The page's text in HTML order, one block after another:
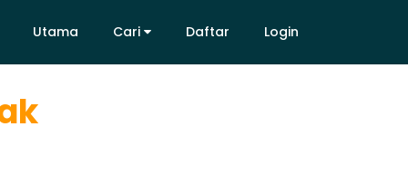
Utama Cari Daftar Login